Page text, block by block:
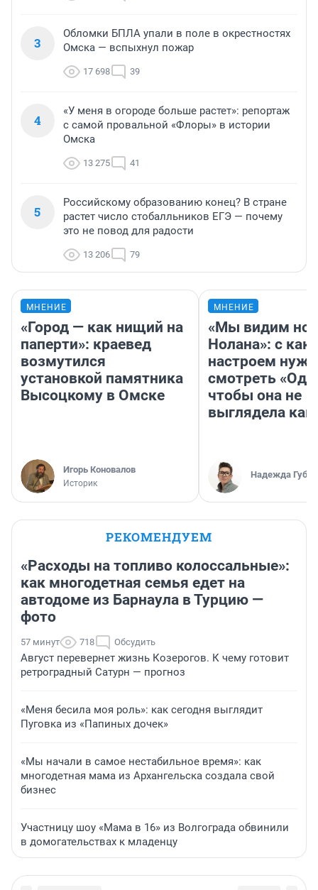
3
Обломки БПЛА упали в поле в окрестностях
Омска — вспыхнул пожар
17 698 39
4
«У меня в огороде больше растет»: репортаж
с самой провальной «Флоры» в истории
Омска
13 275 41
5
Российскому образованию конец? В стране
растет число стобалльников ЕГЭ — почему
это не повод для радости
13 206 79
МНЕНИЕ
«Город — как нищий на
паперти»: краевед
возмутился
установкой памятника
Высоцкому в Омске
Игорь Коновалов
Историк
МНЕНИЕ
«Мы видим
Нолана»: с
настроем
смотреть
чтобы она не
выглядела как
Надежда
РЕКОМЕНДУЕМ
«Расходы на топливо колоссальные»:
как многодетная семья едет на
автодоме из Барнаула в Турцию —
фото
57 минут 718 Обсудить
Август перевернет жизнь Козерогов. К чему готовит
ретроградный Сатурн — прогноз
«Меня бесила моя роль»: как сегодня выглядит
Пуговка из «Папиных дочек»
«Мы начали в самое нестабильное время»: как
многодетная мама из Архангельска создала свой
бизнес
Участницу шоу «Мама в 16» из Волгограда обвинили
в домогательствах к младенцу